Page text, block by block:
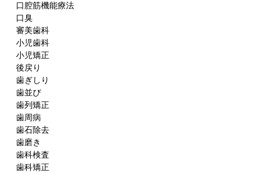
口腔筋機能療法
口臭
審美歯科
小児歯科
小児矯正
後戻り
歯ぎしり
歯並び
歯列矯正
歯周病
歯石除去
歯磨き
歯科検査
歯科矯正